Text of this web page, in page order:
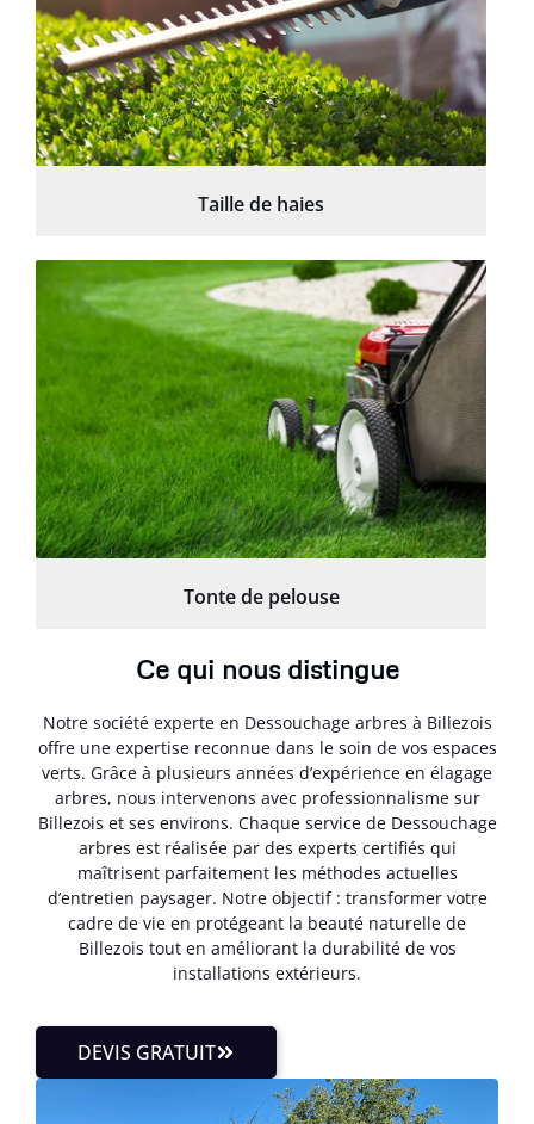
Taille de haies
Tonte de pelouse
Ce qui nous distingue
Notre société experte en Dessouchage arbres à Billezois
offre une expertise reconnue dans le soin de vos espaces
verts. Grâce à plusieurs années d’expérience en élagage
arbres, nous intervenons avec professionnalisme sur
Billezois et ses environs. Chaque service de Dessouchage
arbres est réalisée par des experts certifiés qui
maîtrisent parfaitement les méthodes actuelles
d’entretien paysager. Notre objectif : transformer votre
cadre de vie en protégeant la beauté naturelle de
Billezois tout en améliorant la durabilité de vos
installations extérieurs.
DEVIS GRATUIT